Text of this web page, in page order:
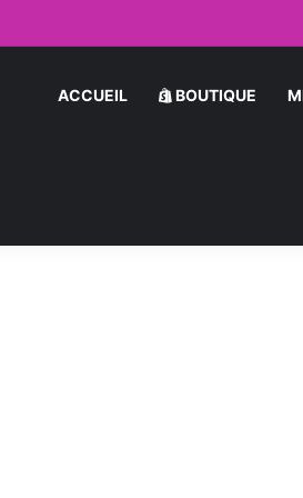
ACCUEIL BOUTIQUE